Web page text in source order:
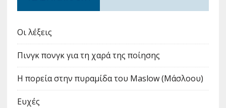
Οι λέξεις
Πινγκ πονγκ για τη χαρά της ποίησης
Η πορεία στην πυραμίδα του Maslow (Μάσλοου)
Ευχές